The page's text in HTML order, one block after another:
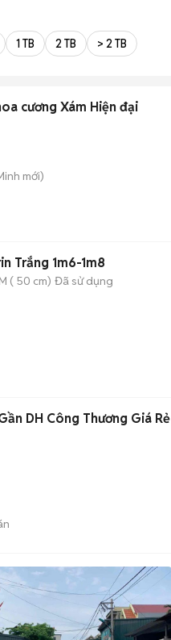
1 TB 2 TB > 2 TB
cương Xám Hiện đại
mới)
Trắng 1m6-1m8
M ( 50 cm) Đã sử dụng
DH Công Thương Giá Rẻ